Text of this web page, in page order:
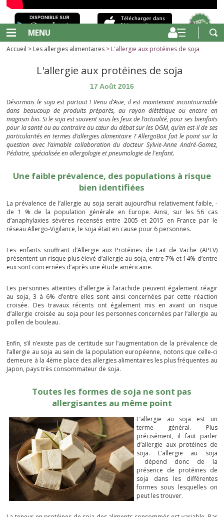
MENU
Accueil > Les allergies alimentaires > L'allergie aux protéines de soja
L'allergie aux protéines de soja
17 Août 2016
Désormais le soja est partout ! Venu d’Asie, il est maintenant incontournable
dans beaucoup de produits préparés, au rayon diététique ou encore en
magasin bio. Si le soja est souvent sous les feux de l’actualité, pour ses bienfaits
pour la santé ou au contraire au cœur du débat sur les OGM, qu’en est-il de ses
particularités en termes d’allergies alimentaire ? AllergoBox fait le point sur la
question avec l’aimable collaboration du docteur Sylvie-Anne André-Gomez,
Pédiatre, spécialisée en allergologie et pneumologie de l'enfant.
Une faible prévalence, des populations à risque
bien identifiées
La prévalence de l’allergie au soja serait aujourd’hui relativement faible, -
de 1 % de la population générale en Europe. Ainsi, sur les 56 cas
d’anaphylaxies sévères recensés entre 2005 et 2015 en France par le
réseau Allergo-Vigilance, le soja était en cause pour 6 personnes.
Les enfants souffrant d’Allergie aux Protéines de Lait de Vache (APLV)
présentent un risque plus élevé d’allergie au soja, entre 7% et 14% d’entre
eux sont concernées d’après une étude américaine.
Les personnes atteintes d’allergie à l’arachide peuvent également réagir
au soja, 3 à 6% d’entre elles sont ainsi concernées par cette réaction
croisée. Des travaux récents ont également mis en avant un risque
d’allergie croisée au soja pour les personnes concernées par l’allergie au
pollen de bouleau.
Enfin, s’il n’existe pas de certitude sur l’augmentation de la prévalence de
l’allergie au soja au sein de la population européenne, notons que celle-ci
demeure à la 4ème place des allergies alimentaires les plus fréquentes au
Japon, pays très consommateur de soja.
Toutes les formes de soja ne sont pas
allergisantes au même point
L’allergie au soja est un
terme général. Plus
précisément, il faut parler
d’allergie aux protéines de
soja. L’allergie au soja
dépend donc de la
présence de protéines de
soja dans les différentes
formes sous lesquelles on
peut les trouver.